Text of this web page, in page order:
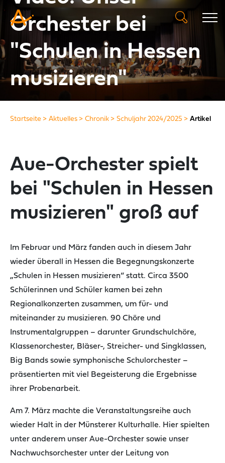
Orchester bei
"Schulen in Hessen
musizieren"
Startseite Aktuelles Chronik Schuljahr 2024/2025 Artikel
Aue-Orchester spielt
bei "Schulen in Hessen
musizieren" groß auf
Im Februar und März fanden auch in diesem Jahr
wieder überall in Hessen die Begegnungskonzerte
„Schulen in Hessen musizieren“ statt. Circa 3500
Schülerinnen und Schüler kamen bei zehn
Regionalkonzerten zusammen, um für- und
miteinander zu musizieren. 90 Chöre und
Instrumentalgruppen – darunter Grundschulchöre,
Klassenorchester, Bläser-, Streicher- und Singklassen,
Big Bands sowie symphonische Schulorchester –
präsentierten mit viel Begeisterung die Ergebnisse
ihrer Probenarbeit.
Am 7. März machte die Veranstaltungsreihe auch
wieder Halt in der Münsterer Kulturhalle. Hier spielten
unter anderem unser Aue-Orchester sowie unser
Nachwuchsorchester unter der Leitung von